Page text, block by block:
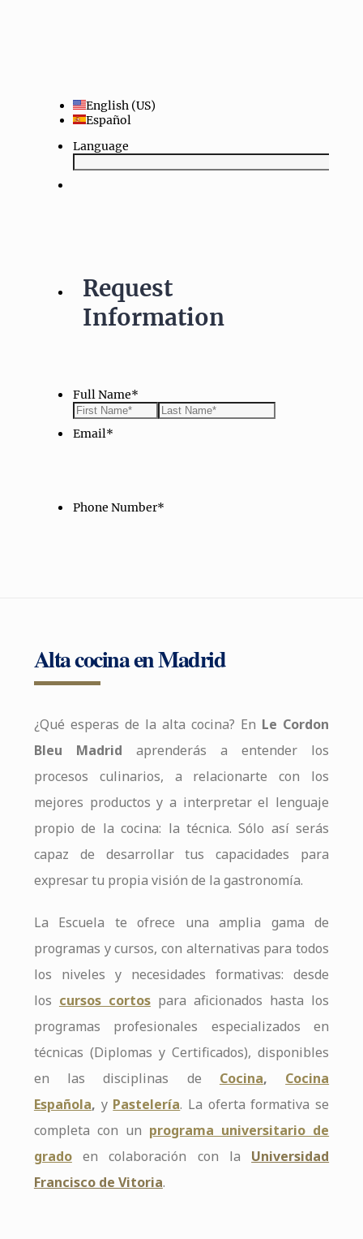
Alta cocina en Madrid
¿Qué esperas de la alta cocina? En Le Cordon
Bleu Madrid aprenderás a entender los
procesos culinarios, a relacionarte con los
mejores productos y a interpretar el lenguaje
propio de la cocina: la técnica. Sólo así serás
capaz de desarrollar tus capacidades para
expresar tu propia visión de la gastronomía.
La Escuela te ofrece una amplia gama de
programas y cursos, con alternativas para todos
los niveles y necesidades formativas: desde
los cursos cortos para aficionados hasta los
programas profesionales especializados en
técnicas (Diplomas y Certificados), disponibles
en las disciplinas de
Cocina,
Cocina
Española, y Pastelería. La oferta formativa se
completa con un programa universitario de
grado
en colaboración con la Universidad
Francisco de Vitoria.